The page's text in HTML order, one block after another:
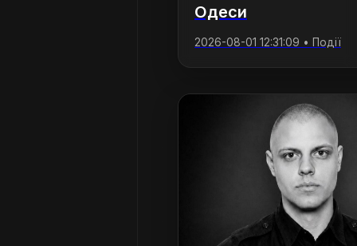
Одеси
2026-08-01 12:31:09 • Події